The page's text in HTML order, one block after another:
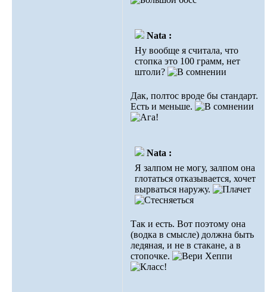
Nata :
Ну вообще я считала, что
стопка это 100 грамм, нет
штоли?
Дак, полтос вроде бы стандарт.
Есть и меньше.
Nata :
Я залпом не могу, залпом она
глотаться отказывается, хочет
вырваться наружу.
Так и есть. Вот поэтому она
(водка в смысле) должна быть
ледяная, и не в стакане, а в
стопочке.